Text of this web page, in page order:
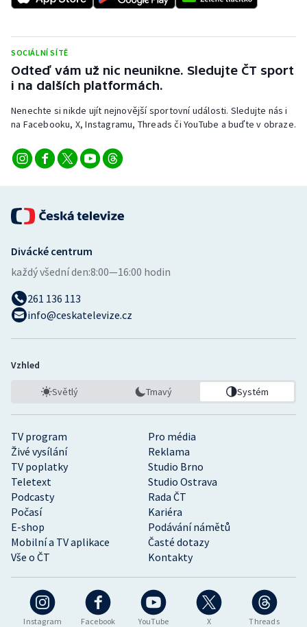
Triatlon
Veslování
Vodní slalom
Volejbal
Ostatní
SOCIÁLNÍ SÍTĚ
Odteď vám už nic neunikne. Sledujte ČT sport
i na dalších platformách.
Nenechte si nikde ujít nejnovější sportovní události. Sledujte nás i
na Facebooku, X, Instagramu, Threads či YouTube a buďte v obraze.
Instagram Facebook YouTube X Threads
TV program
Pro média
Živé vysílání
Reklama
TV poplatky
Studio Brno
Teletext
Studio Ostrava
Podcasty
Rada ČT
Počasí
Kariéra
E-shop
Podávání námětů
Mobilní a TV aplikace
Časté dotazy
Vše o ČT
Kontakty
Divácké centrum
každý všední den:8:00—16:00 hodin
261 136 113
info@ceskatelevize.cz
Vzhled
Světlý Tmavý Systém